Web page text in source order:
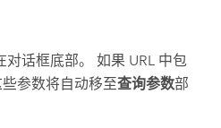
话框底部。 如果 URL 中包
参数将自动移至查询参数部